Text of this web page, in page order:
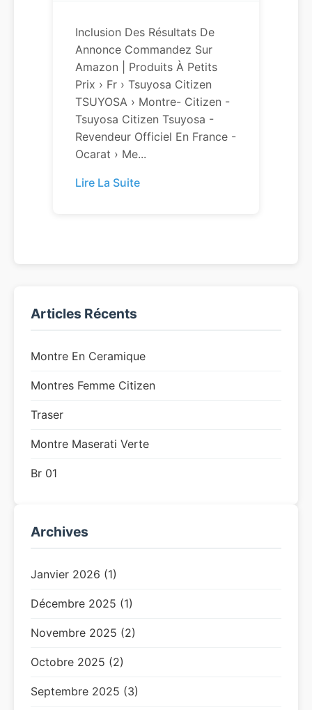
Inclusion Des Résultats De
Annonce Commandez Sur
Amazon | Produits À Petits
Prix › Fr › Tsuyosa Citizen
TSUYOSA › Montre- Citizen -
Tsuyosa Citizen Tsuyosa -
Revendeur Officiel En France -
Ocarat › Me...
Lire La Suite
Articles Récents
Montre En Ceramique
Montres Femme Citizen
Traser
Montre Maserati Verte
Br 01
Archives
Janvier 2026 (1)
Décembre 2025 (1)
Novembre 2025 (2)
Octobre 2025 (2)
Septembre 2025 (3)